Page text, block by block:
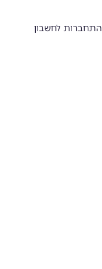
התחברות לחשבון